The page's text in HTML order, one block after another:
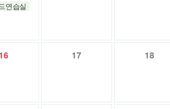
연습실
17 18